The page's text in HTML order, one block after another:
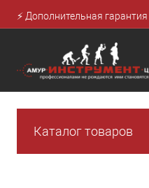
⚡ Дополнительная гарантия
Каталог товаров